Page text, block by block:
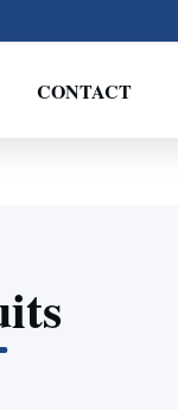
CONTACT